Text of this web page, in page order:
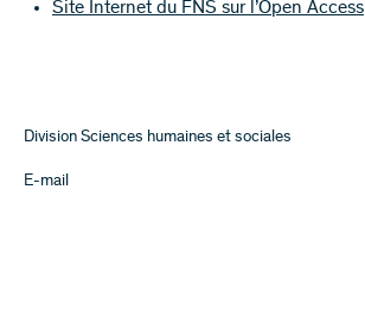
Site Internet du FNS sur l’Open Access
Division Sciences humaines et sociales
E-mail